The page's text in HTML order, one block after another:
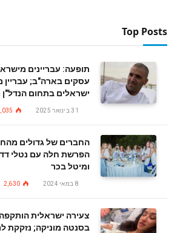
Top Posts
תופעה: עבריינים
עסקים בארה"ב;
ישראלים בתחום
31 בינואר 2025
החברים של גדולים
הפרשת חלה עם נטלי
ומיטל בכר
8 במאי 2024 2,630
צעירה ישראלית
בסנטה מוניקה; נזקקת